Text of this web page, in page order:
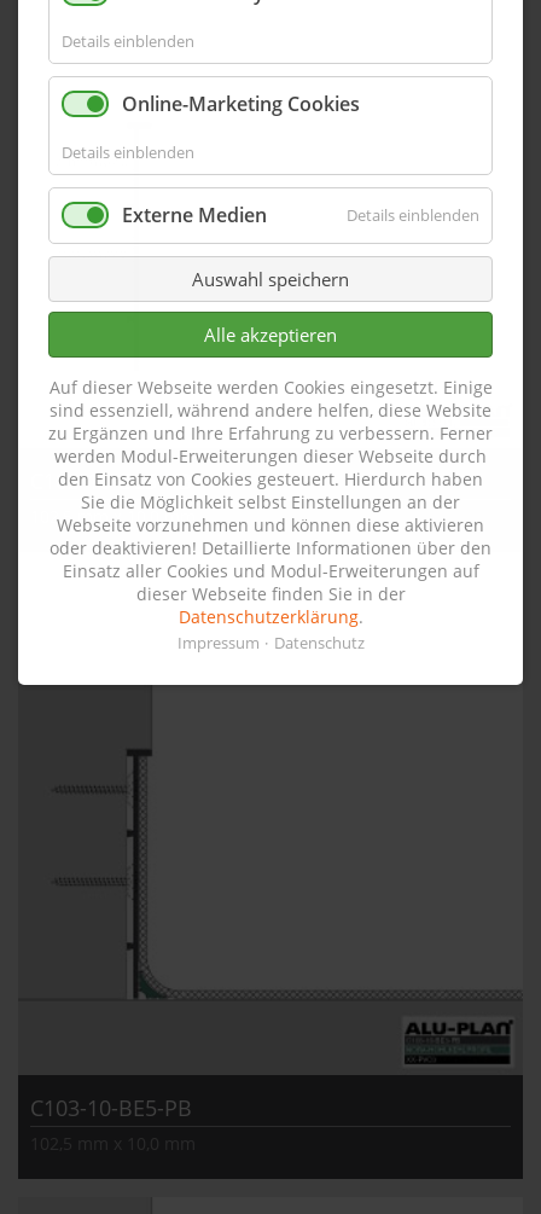
C103-10-BE5-PB
102,5 mm x 10,0 mm
C103-10-BE5-PB
Details einblenden
Online-Marketing Cookies
Details einblenden
Externe Medien Details einblenden
Auswahl speichern
Alle akzeptieren
Auf dieser Webseite werden Cookies eingesetzt. Einige
sind essenziell, während andere helfen, diese Website
zu Ergänzen und Ihre Erfahrung zu verbessern. Ferner
werden Modul-Erweiterungen dieser Webseite durch
den Einsatz von Cookies gesteuert. Hierdurch haben
Sie die Möglichkeit selbst Einstellungen an der
Webseite vorzunehmen und können diese aktivieren
oder deaktivieren! Detaillierte Informationen über den
Einsatz aller Cookies und Modul-Erweiterungen auf
dieser Webseite finden Sie in der
Datenschutzerklärung.
Impressum Datenschutz